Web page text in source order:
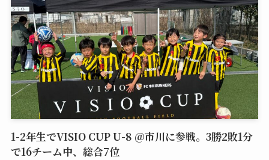
1-2年生でVISIO CUP U-8 @市川に参戦。3勝2敗1分
で16チーム中、総合7位